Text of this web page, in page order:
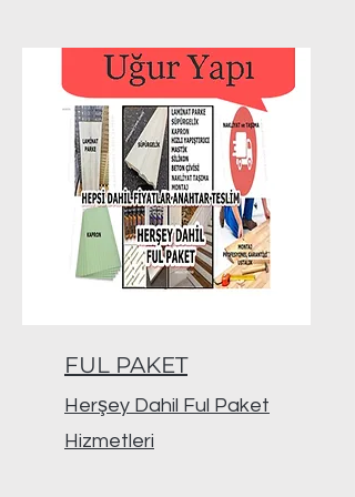
FUL PAKET
Herşey Dahil Ful Paket
Hizmetleri